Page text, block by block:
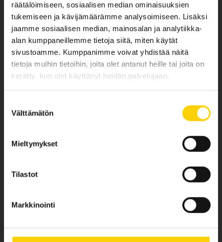
räätälöimiseen, sosiaalisen median ominaisuuksien
tukemiseen ja kävijämäärämme analysoimiseen. Lisäksi
jaamme sosiaalisen median, mainosalan ja analytiikka-
alan kumppaneillemme tietoja siitä, miten käytät
sivustoamme. Kumppanimme voivat yhdistää näitä
tietoja muihin tietoihin, joita olet antanut heille tai joita on
kerätty, kun olet käyttänyt heidän palvelujaan.
valinta
Välttämätön
Mieltymykset
Tilastot
Markkinointi
SOITA 010 248 6100
Työajan ulkopuolella 010 248 6100